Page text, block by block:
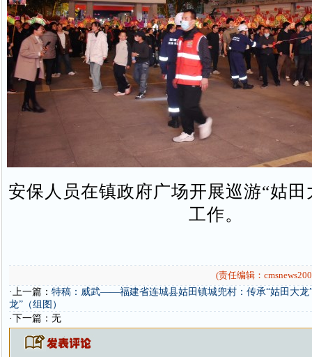
安保人员在镇政府广场开展巡游“姑田
工作。
(责任编辑：
·上一篇： 特稿：威武——福建省连城县姑田镇城兜村：传承“姑田大龙
龙”（组图）
·下一篇：无